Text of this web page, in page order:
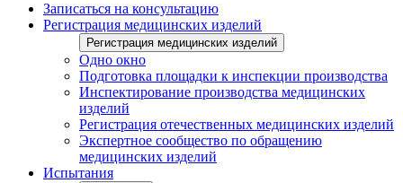
Записаться на консультацию
Регистрация медицинских изделий
Регистрация медицинских изделий
Одно окно
Подготовка площадки к инспекции производства
Инспектирование производства медицинских
изделий
Регистрация отечественных медицинских изделий
Экспертное сообщество по обращению
медицинских изделий
Испытания